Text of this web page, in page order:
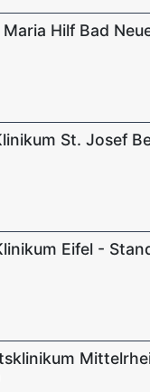
Hilf Bad
St. Josef
Eifel -